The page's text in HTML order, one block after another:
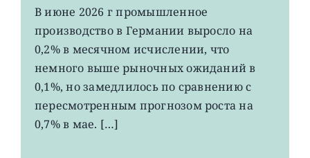
EWG:
рост
промпроизводства
Германии
до
0,2%
В июне 2026 г промышленное
производство в Германии выросло на
0,2% в месячном исчислении, что
немного выше рыночных ожиданий в
0,1%, но замедлилось по сравнению с
пересмотренным прогнозом роста на
0,7% в мае. […]